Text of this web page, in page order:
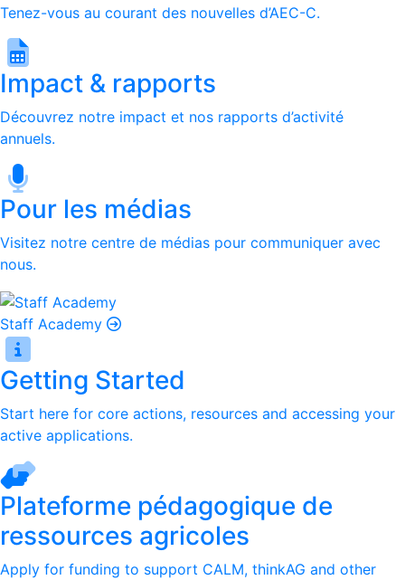
Tenez-vous au courant des nouvelles d’AEC-C.
Impact & rapports
Découvrez notre impact et nos rapports d’activité
annuels.
Pour les médias
Visitez notre centre de médias pour communiquer avec
nous.
Staff Academy
Getting Started
Start here for core actions, resources and accessing your
active applications.
Plateforme pédagogique de
ressources agricoles
Apply for funding to support CALM, thinkAG and other